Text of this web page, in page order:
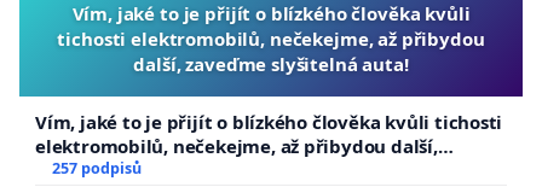
Vím, jaké to je přijít o blízkého člověka kvůli
tichosti elektromobilů, nečekejme, až přibydou
další, zaveďme slyšitelná auta!
Vím, jaké to je přijít o blízkého člověka kvůli tichosti
elektromobilů, nečekejme, až přibydou další,
zaveďme slyšitelná auta!
257 podpisů